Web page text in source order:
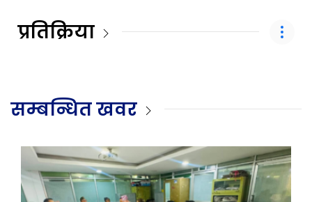
प्रतिक्रिया
सम्बन्धित खवर